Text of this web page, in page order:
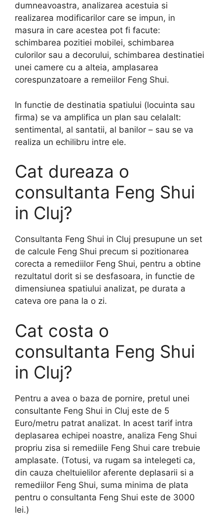
dumneavoastra, analizarea acestuia si
realizarea modificarilor care se impun, in
masura in care acestea pot fi facute:
schimbarea pozitiei mobilei, schimbarea
culorilor sau a decorului, schimbarea destinatiei
unei camere cu a alteia, amplasarea
corespunzatoare a remeiilor Feng Shui.
In functie de destinatia spatiului (locuinta sau
firma) se va amplifica un plan sau celalalt:
sentimental, al santatii, al banilor – sau se va
realiza un echilibru intre ele.
Cat dureaza o
consultanta Feng Shui
in Cluj?
Consultanta Feng Shui in Cluj presupune un set
de calcule Feng Shui precum si pozitionarea
corecta a remediilor Feng Shui, pentru a obtine
rezultatul dorit si se desfasoara, in functie de
dimensiunea spatiului analizat, pe durata a
cateva ore pana la o zi.
Cat costa o
consultanta Feng Shui
in Cluj?
Pentru a avea o baza de pornire, pretul unei
consultante Feng Shui in Cluj este de 5
Euro/metru patrat analizat. In acest tarif intra
deplasarea echipei noastre, analiza Feng Shui
propriu zisa si remediile Feng Shui care trebuie
amplasate. (Totusi, va rugam sa intelegeti ca,
din cauza cheltuielilor aferente deplasarii si a
remediilor Feng Shui, suma minima de plata
pentru o consultanta Feng Shui este de 3000
lei.)